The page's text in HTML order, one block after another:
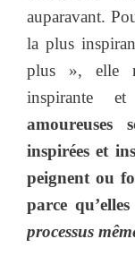
auparavant.
la plus
plus », elle
inspirante
amoureuses
inspirées et
peignent ou
parce
processus